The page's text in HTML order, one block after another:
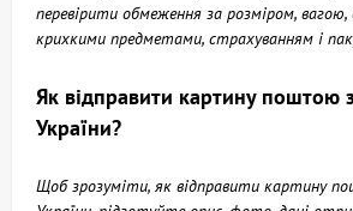
перевірити обмеження за розміром,
крихкими предметами, страхуванням і
Як відправити картину поштою
України?
Щоб зрозуміти, як відправити картину